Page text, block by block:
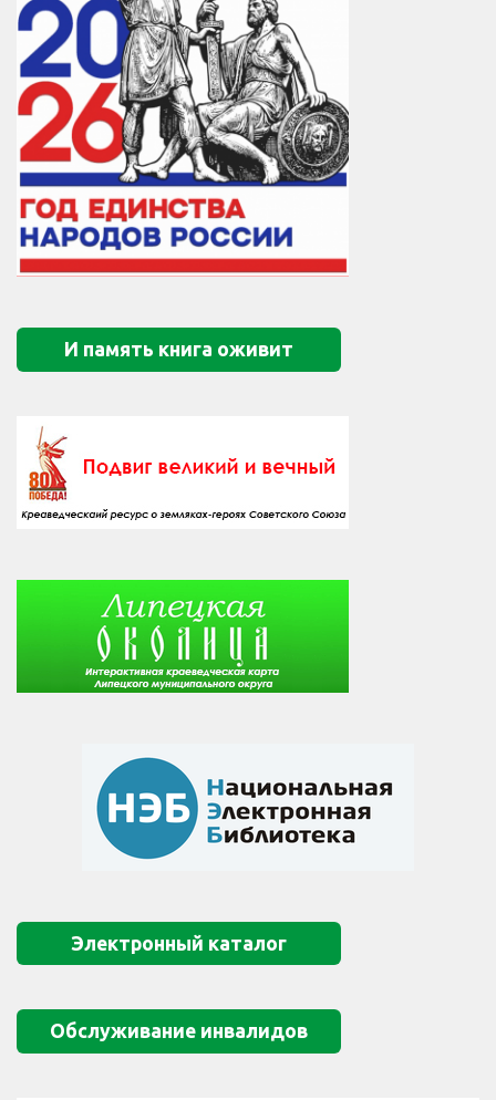
И память книга оживит
Электронный каталог
Обслуживание инвалидов